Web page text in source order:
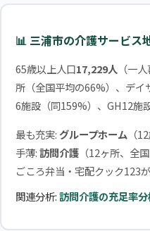
📊 三浦市の介護サービス
65歳以上人口17,229人（一人
所（全国平均の66%）、デ
6施設（同159%）、GH12施
最も充実:グループホーム （
手薄:訪問介護（12ヶ所、全
ごころ弁当・宅配クック123
関連分析:訪問介護の充足率